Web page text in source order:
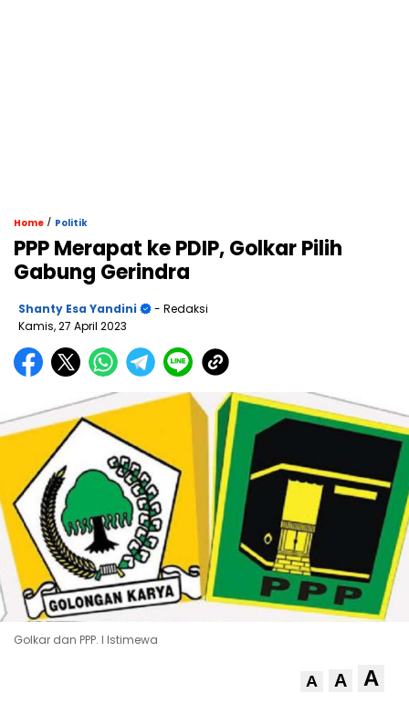
Home / Politik
PPP Merapat ke PDIP, Golkar Pilih
Gabung Gerindra
Shanty Esa Yandini
- Redaksi
Kamis, 27 April 2023
Golkar dan PPP. l Istimewa
A A A